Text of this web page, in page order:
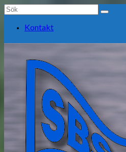
Search
Kontakt